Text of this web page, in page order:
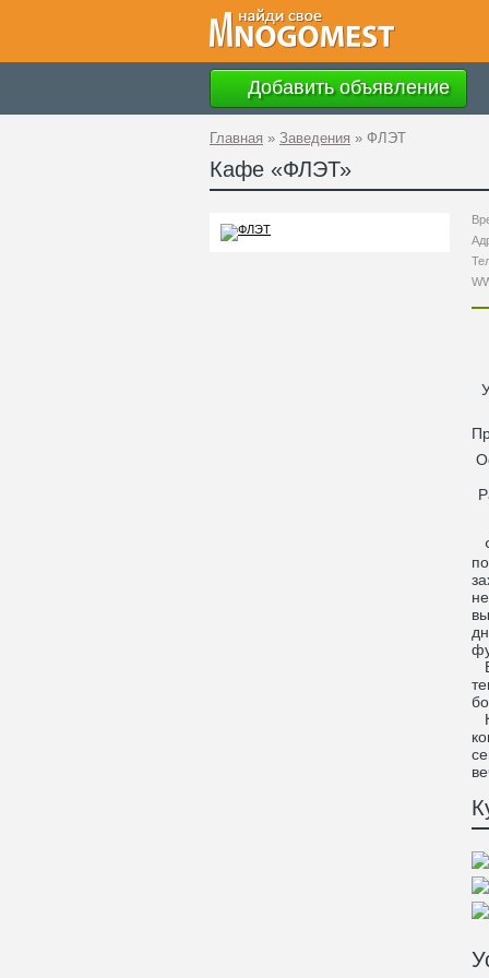
Добавить объявление
Главная » Заведения » ФЛЭТ
Кафе «ФЛЭТ»